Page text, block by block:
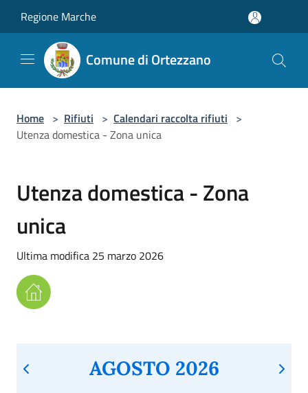
Regione Marche
Comune di Ortezzano
Home > Rifiuti > Calendari raccolta rifiuti >
Utenza domestica - Zona unica
Utenza domestica - Zona
unica
Ultima modifica 25 marzo 2026
AGOSTO 2026